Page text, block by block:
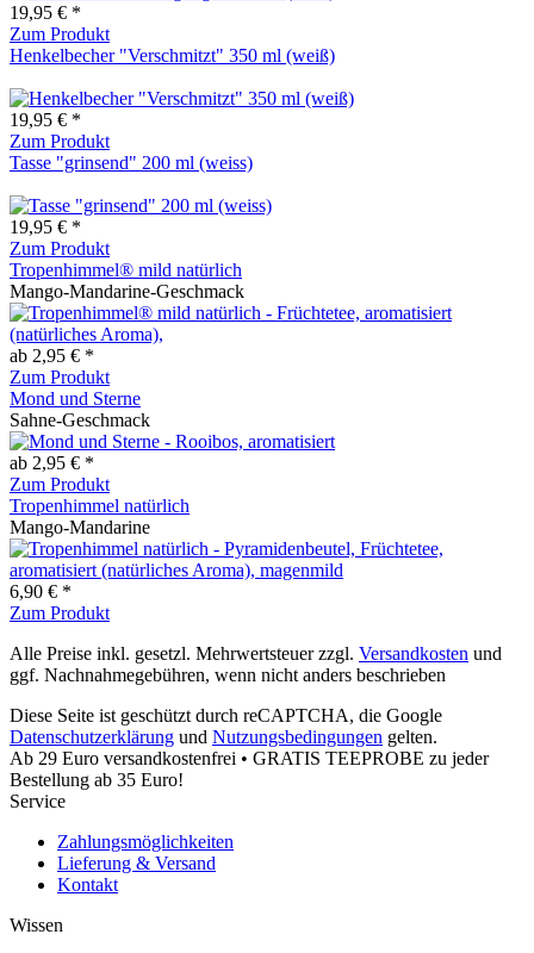
19,95 € *
Zum Produkt
Henkelbecher "Verschmitzt" 350 ml (weiß)
19,95 € *
Zum Produkt
Tasse "grinsend" 200 ml (weiss)
19,95 € *
Zum Produkt
Tropenhimmel® mild natürlich
Mango-Mandarine-Geschmack
ab 2,95 € *
Zum Produkt
Mond und Sterne
Sahne-Geschmack
ab 2,95 € *
Zum Produkt
Tropenhimmel natürlich
Mango-Mandarine
6,90 € *
Zum Produkt
Alle Preise inkl. gesetzl. Mehrwertsteuer zzgl. Versandkosten und
ggf. Nachnahmegebühren, wenn nicht anders beschrieben
Diese Seite ist geschützt durch reCAPTCHA, die Google
Datenschutzerklärung und Nutzungsbedingungen gelten.
Ab 29 Euro versandkostenfrei • GRATIS TEEPROBE zu jeder
Bestellung ab 35 Euro!
Service
Zahlungsmöglichkeiten
Lieferung & Versand
Kontakt
Wissen